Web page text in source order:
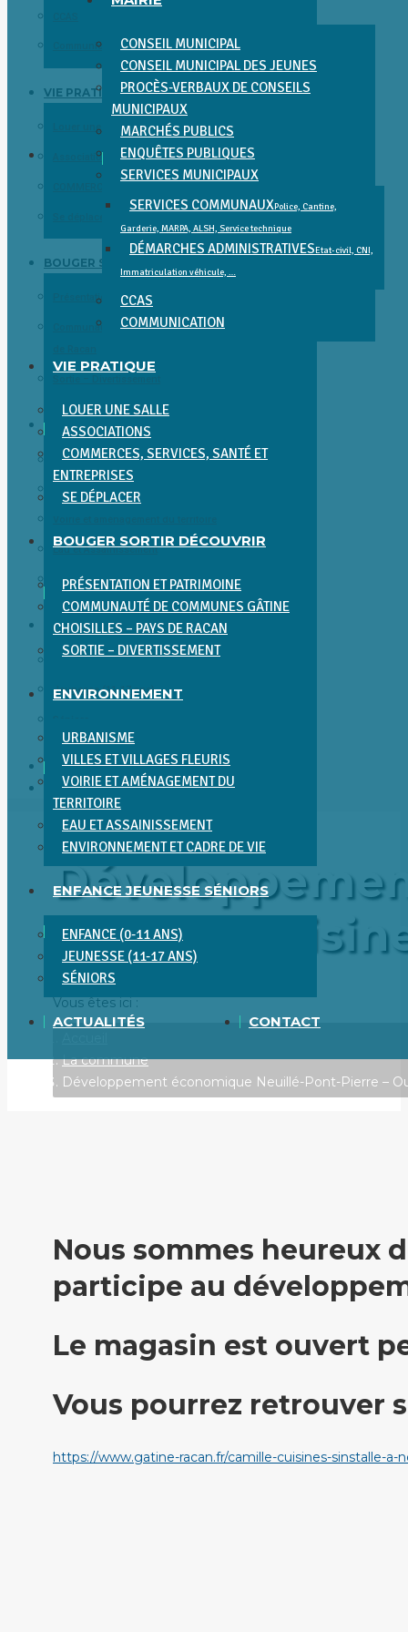
CONSEIL MUNICIPAL
CONSEIL MUNICIPAL DES JEUNES
PROCÈS-VERBAUX DE CONSEILS
MUNICIPAUX
MARCHÉS PUBLICS
ENQUÊTES PUBLIQUES
SERVICES MUNICIPAUX
SERVICES COMMUNAUXPolice, Cantine,
Garderie, MARPA, ALSH, Service technique
DÉMARCHES ADMINISTRATIVESEtat-civil, CNI,
Immatriculation véhicule, …
CCAS
COMMUNICATION
VIE PRATIQUE
LOUER UNE SALLE
ASSOCIATIONS
COMMERCES, SERVICES, SANTÉ ET
ENTREPRISES
SE DÉPLACER
BOUGER SORTIR DÉCOUVRIR
PRÉSENTATION ET PATRIMOINE
COMMUNAUTÉ DE COMMUNES GÂTINE
CHOISILLES – PAYS DE RACAN
SORTIE – DIVERTISSEMENT
ENVIRONNEMENT
URBANISME
VILLES ET VILLAGES FLEURIS
VOIRIE ET AMÉNAGEMENT DU
TERRITOIRE
EAU ET ASSAINISSEMENT
ENVIRONNEMENT ET CADRE DE VIE
ENFANCE JEUNESSE SÉNIORS
ENFANCE (0-11 ANS)
JEUNESSE (11-17 ANS)
SÉNIORS
ACTUALITÉS CONTACT
Communication
VIE PRATIQUE
Louer une salle
Associations
BOUGER SORTIR DÉCOUVRIR
Présentation et Patrimoine
Communauté de Communes Gâtine Choisilles – Pays
ENVIRONNEMENT
Urbanisme
Villes et villages fleuris
Eau et Assainissement
Environnement et Cadre de Vie
ENFANCE JEUNESSE SÉNIORS
Enfance (0-11 ans)
Jeunesse (11-17 ans)
ACTUALITÉS
CONTACT
Camille
Vous êtes ici :
La commune
Développement économique Neuillé-Pont-Pierre –
Nous sommes heureux
participe au
Le magasin est ouvert
Vous pourrez retrouver
https://www.gatine-racan.fr/camille-cuisines-sinstalle-